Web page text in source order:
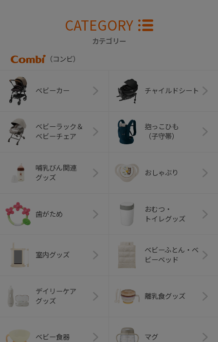
CATEGORY
カテゴリー
（コンビ）
ベビーカー チャイルドシート
ベビーラック＆
ベビーチェア
抱っこひも
（子守帯）
哺乳びん関連
グッズ
おしゃぶり
歯がため
おむつ・
トイレグッズ
室内グッズ
ベビーふとん・ベ
ビーベッド
デイリーケア
グッズ
離乳食グッズ
ベビー食器 マグ